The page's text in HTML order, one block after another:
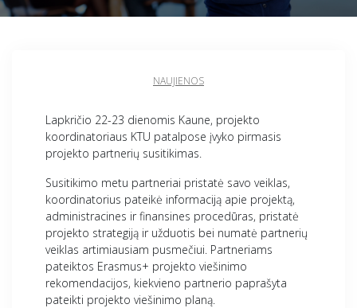
NAUJIENOS
Lapkričio 22-23 dienomis Kaune, projekto
koordinatoriaus KTU patalpose įvyko pirmasis
projekto partnerių susitikimas.
Susitikimo metu partneriai pristatė savo veiklas,
koordinatorius pateikė informaciją apie projektą,
administracines ir finansines procedūras, pristatė
projekto strategiją ir užduotis bei numatė partnerių
veiklas artimiausiam pusmečiui. Partneriams
pateiktos Erasmus+ projekto viešinimo
rekomendacijos, kiekvieno partnerio paprašyta
pateikti projekto viešinimo planą.